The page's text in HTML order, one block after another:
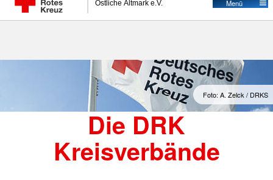
Östliche Altmark e.V. Menü
Foto: A. Zelck / DRKS
Die DRK
Kreisverbände